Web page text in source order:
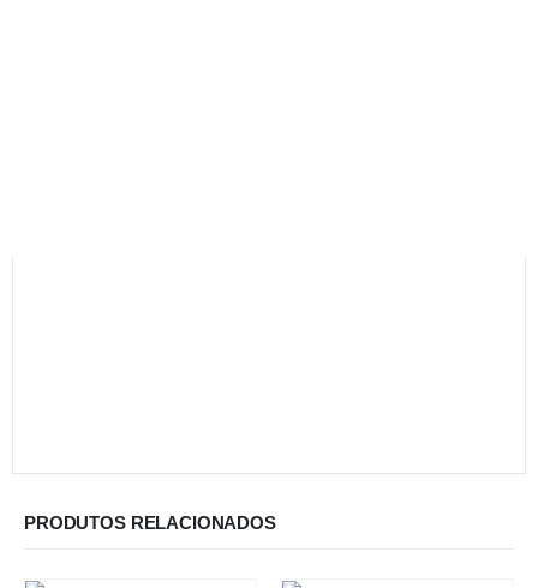
PRODUTOS RELACIONADOS